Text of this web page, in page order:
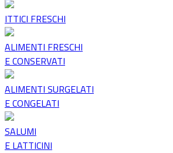
ITTICI FRESCHI
ALIMENTI FRESCHI
E CONSERVATI
ALIMENTI SURGELATI
E CONGELATI
SALUMI
E LATTICINI